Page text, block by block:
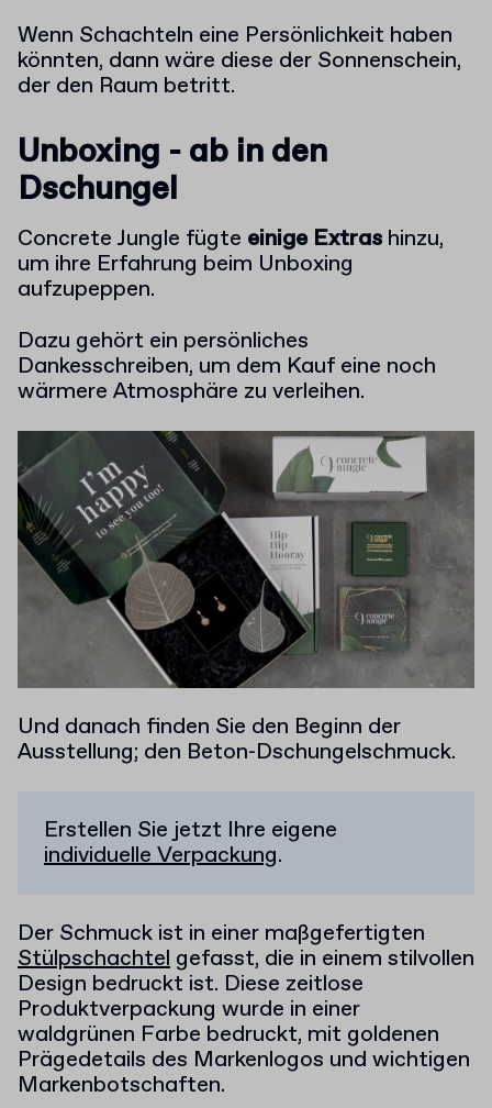
Wenn Schachteln eine Persönlichkeit haben
könnten, dann wäre diese der Sonnenschein,
der den Raum betritt.
Unboxing - ab in den
Dschungel
Concrete Jungle fügte einige Extras hinzu,
um ihre Erfahrung beim Unboxing
aufzupeppen.
Dazu gehört ein persönliches
Dankesschreiben, um dem Kauf eine noch
wärmere Atmosphäre zu verleihen.
Und danach finden Sie den Beginn der
Ausstellung; den Beton-Dschungelschmuck.
Erstellen Sie jetzt Ihre eigene
individuelle Verpackung.
Der Schmuck ist in einer maßgefertigten
Stülpschachtel gefasst, die in einem stilvollen
Design bedruckt ist. Diese zeitlose
Produktverpackung wurde in einer
waldgrünen Farbe bedruckt, mit goldenen
Prägedetails des Markenlogos und wichtigen
Markenbotschaften.